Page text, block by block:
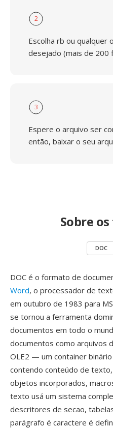
2
Escolha rb ou qualquer
desejado (mais de 200
3
Espere o arquivo ser
então, baixar o seu
Sobre
DOC
DOC é o formato de
Word, o processador de
em outubro de 1983 para
se tornou a ferramenta
documentos em todo o
documentos como arquivos
OLE2 — um container
contendo conteúdo de
objetos incorporados,
texto usá um sistema
descritores de secao,
parágrafo é caractere é